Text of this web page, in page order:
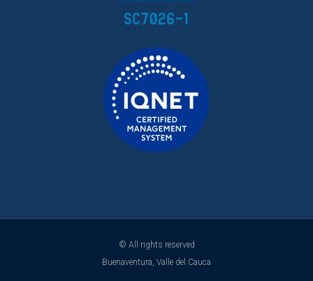
© All rights reserved
Buenaventura, Valle del Cauca